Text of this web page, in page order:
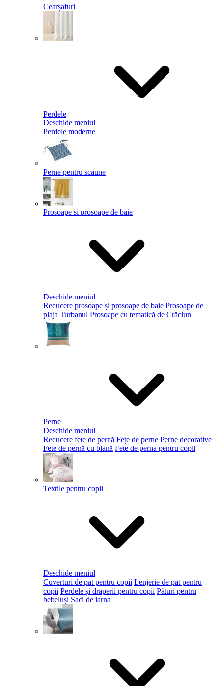
Cearșafuri
Perdele
Deschide meniul
Perdele moderne
Perne pentru scaune
Prosoape si prosoape de baie
Deschide meniul
Reducere prosoape și prosoape de baie Prosoape de
plaja Turbanul Prosoape cu tematică de Crăciun
Perne
Deschide meniul
Reducere fețe de pernă Fețe de perne Perne decorative
Fete de pernă cu blană Fete de perna pentru copii
Textile pentru copii
Deschide meniul
Cuverturi de pat pentru copii Lenjerie de pat pentru
copii Perdele și draperii pentru copii Pături pentru
bebeluși Saci de iarna